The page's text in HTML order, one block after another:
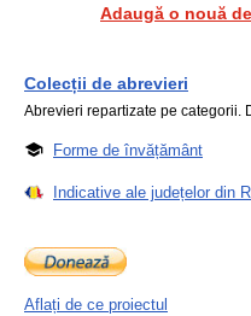
Adaugă o nouă
Colecții de abrevieri
Abrevieri repartizate pe categorii.
Forme de învățământ
Indicative ale județelor din
Aflați de ce proiectul